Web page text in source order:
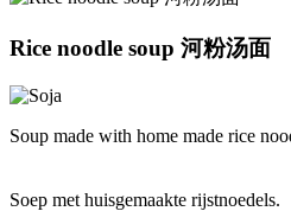
Rice noodle soup 河粉汤面
Soup made with home made rice
Soep met huisgemaakte rijstnoedels.